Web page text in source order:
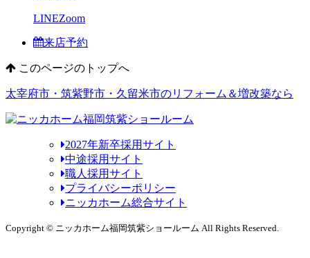
LINEZoom
来店予約
このページのトップへ
太宰府市・筑紫野市・久留米市のリフォーム＆増改築なら
2027年新卒採用サイト
中途採用サイト
職人採用サイト
プライバシーポリシー
ニッカホーム総合サイト
Copyright © ニッカホーム福岡筑紫ショールーム All Rights Reserved.